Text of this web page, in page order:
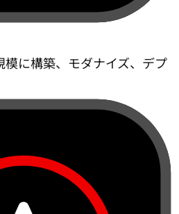
に構築、モダナイズ、デプ